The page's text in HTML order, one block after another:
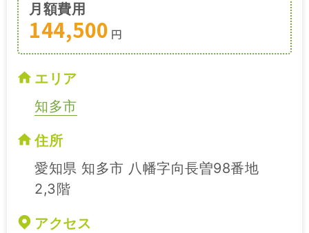
月額費用
144,500 円
エリア
知多市
住所
愛知県 知多市 八幡字向長曽98番地
2,3階
アクセス